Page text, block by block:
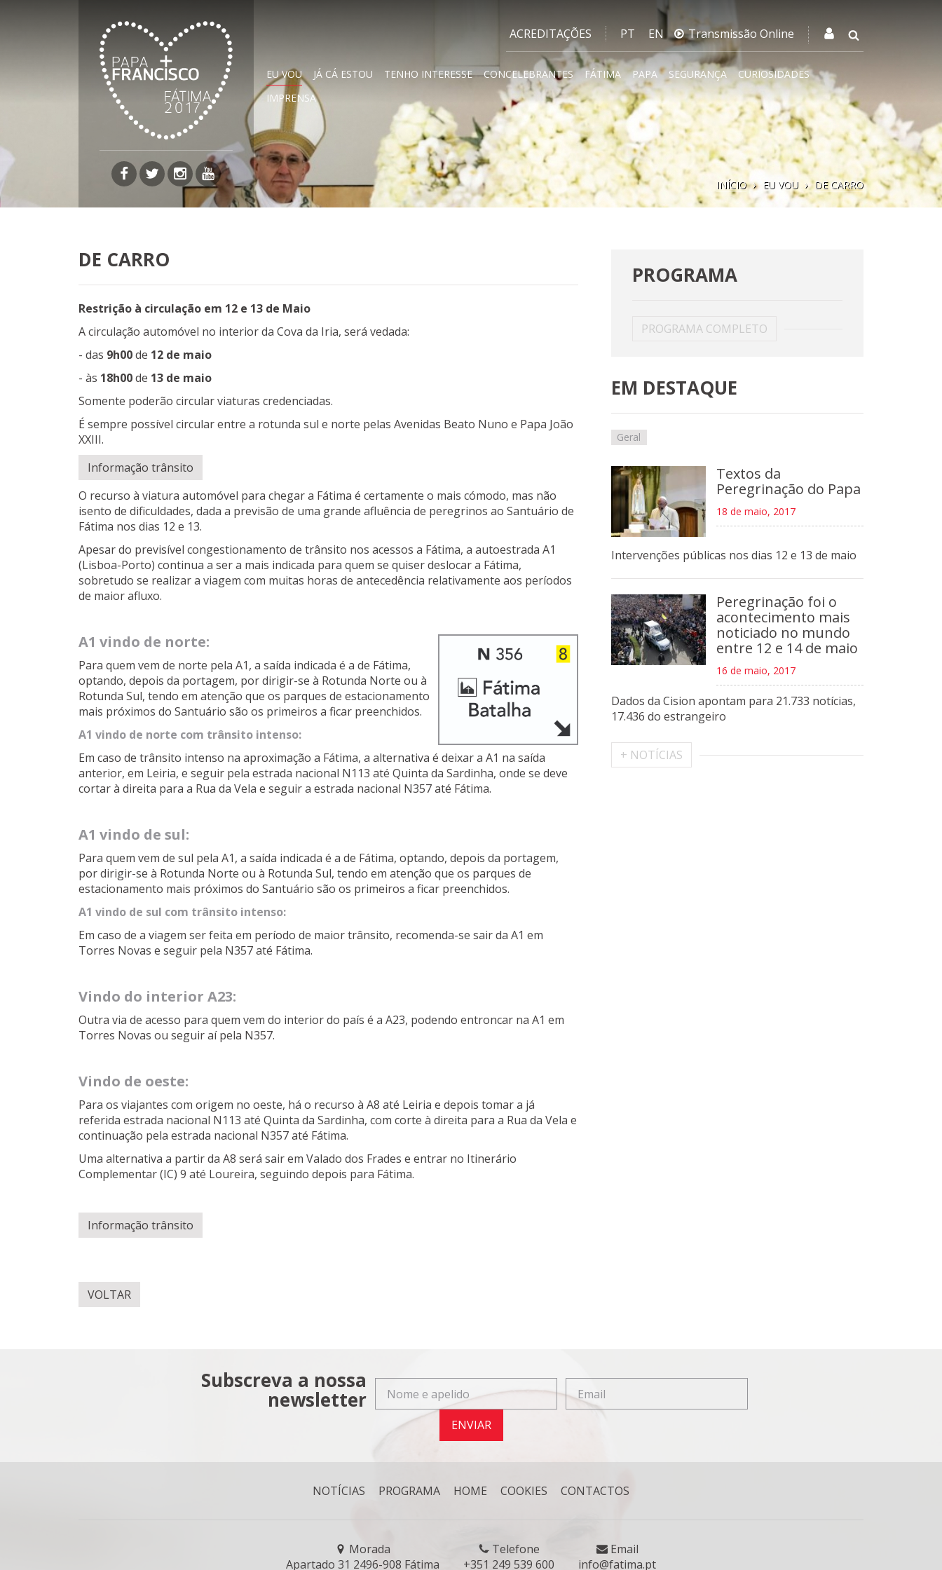
ACREDITAÇÕES PT EN Transmissão Online
Página facebook
Página twitter
Página instagram
Página youtube
EU VOU JÁ CÁ ESTOU TENHO INTERESSE CONCELEBRANTES FÁTIMA PAPA SEGURANÇA
CURIOSIDADES
IMPRENSA
INÍCIO EU VOU DE CARRO
DE CARRO
Restrição à circulação em 12 e 13 de Maio
A circulação automóvel no interior da Cova da Iria, será vedada:
- das 9h00de 12 de maio
- às 18h00de 13 de maio
Somente poderão circular viaturas credenciadas.
É sempre possível circular entre a rotunda sul e norte pelas Avenidas Beato Nuno e Papa João
XXIII.
Informação trânsito
O recurso à viatura automóvel para chegar a Fátima é certamente o mais cómodo, mas não
isento de dificuldades, dada a previsão de uma grande afluência de peregrinos ao Santuário de
Fátima nos dias 12 e 13.
Apesar do previsível congestionamento de trânsito nos acessos a Fátima, a autoestrada A1
(Lisboa-Porto) continua a ser a mais indicada para quem se quiser deslocar a Fátima,
sobretudo se realizar a viagem com muitas horas de antecedência relativamente aos períodos
de maior afluxo.
A1 vindo de norte:
Para quem vem de norte pela A1, a saída indicada é a de Fátima,
optando, depois da portagem, por dirigir-se à Rotunda Norte ou à
Rotunda Sul, tendo em atenção que os parques de estacionamento
mais próximos do Santuário são os primeiros a ficar preenchidos.
A1 vindo de norte com trânsito intenso:
Em caso de trânsito intenso na aproximação a Fátima, a alternativa é deixar a A1 na saída
anterior, em Leiria, e seguir pela estrada nacional N113 até Quinta da Sardinha, onde se deve
cortar à direita para a Rua da Vela e seguir a estrada nacional N357 até Fátima.
A1 vindo de sul:
Para quem vem de sul pela A1, a saída indicada é a de Fátima, optando, depois da portagem,
por dirigir-se à Rotunda Norte ou à Rotunda Sul, tendo em atenção que os parques de
estacionamento mais próximos do Santuário são os primeiros a ficar preenchidos.
A1 vindo de sul com trânsito intenso:
Em caso de a viagem ser feita em período de maior trânsito, recomenda-se sair da A1 em
Torres Novas e seguir pela N357 até Fátima.
Vindo do interior A23:
Outra via de acesso para quem vem do interior do país é a A23, podendo entroncar na A1 em
Torres Novas ou seguir aí pela N357.
Vindo de oeste:
Para os viajantes com origem no oeste, há o recurso à A8 até Leiria e depois tomar a já
referida estrada nacional N113 até Quinta da Sardinha, com corte à direita para a Rua da Vela e
continuação pela estrada nacional N357 até Fátima.
Uma alternativa a partir da A8 será sair em Valado dos Frades e entrar no Itinerário
Complementar (IC) 9 até Loureira, seguindo depois para Fátima.
Informação trânsito
VOLTAR
PROGRAMA
PROGRAMA COMPLETO
EM DESTAQUE
Geral
Textos da
Peregrinação do Papa
18 de maio, 2017
Intervenções públicas nos dias 12 e 13 de maio
Peregrinação foi o
acontecimento mais
noticiado no mundo
entre 12 e 14 de maio
16 de maio, 2017
Dados da Cision apontam para 21.733 notícias,
17.436 do estrangeiro
+ NOTÍCIAS
Subscreva a nossa
newsletter
ENVIAR
NOTÍCIAS PROGRAMA HOME COOKIES CONTACTOS
Morada
Apartado 31 2496-908 Fátima
Telefone
+351 249 539 600
Email
info@fatima.pt